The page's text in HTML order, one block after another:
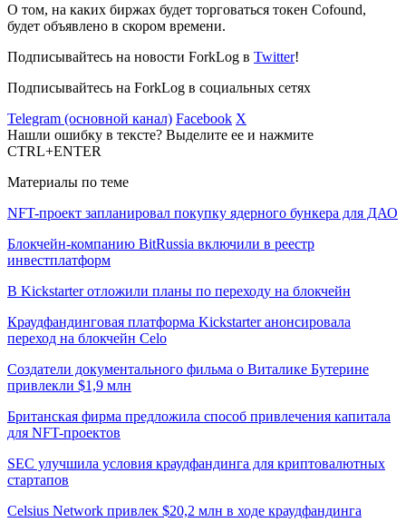
О том, на каких биржах будет торговаться токен Cofound,
будет объявлено в скором времени.
Подписывайтесь на новости ForkLog в Twitter!
Подписывайтесь на ForkLog в социальных сетях
Telegram (основной канал) Facebook X
Нашли ошибку в тексте? Выделите ее и нажмите
CTRL+ENTER
Материалы по теме
NFT-проект запланировал покупку ядерного бункера для ДАО
Блокчейн-компанию BitRussia включили в реестр
инвестплатформ
В Kickstarter отложили планы по переходу на блокчейн
Краудфандинговая платформа Kickstarter анонсировала
переход на блокчейн Celo
Создатели документального фильма о Виталике Бутерине
привлекли $1,9 млн
Британская фирма предложила способ привлечения капитала
для NFT-проектов
SEC улучшила условия краудфандинга для криптовалютных
стартапов
Celsius Network привлек $20,2 млн в ходе краудфандинга